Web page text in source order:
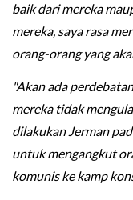
baik dari mereka
mereka, saya rasa
orang-orang yang
"Akan ada
mereka tidak
dilakukan Jerman
untuk mengangkut
komunis ke kamp